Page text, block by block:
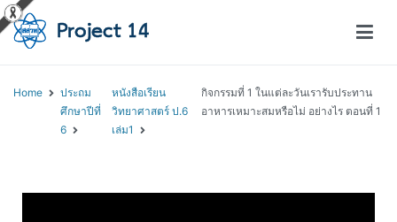
Home
ประถม
ศึกษาปีที่
6
หนังสือเรียน
วิทยาศาสตร์ ป.6
เล่ม1
กิจกรรมที่ 1 ในแต่ละวันเรารับประทาน
อาหารเหมาะสมหรือไม่ อย่างไร ตอนที่ 1